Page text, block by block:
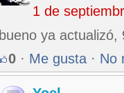
1 de
bueno ya
0 · Me gusta · No